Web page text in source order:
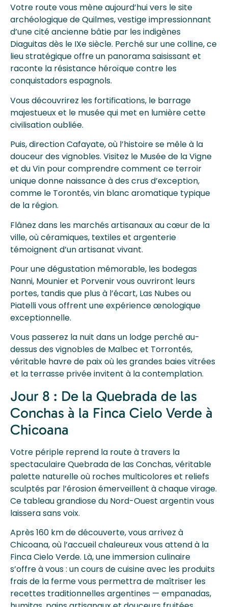
Votre route vous mène aujourd’hui vers le site
archéologique de Quilmes, vestige impressionnant
d’une cité ancienne bâtie par les indigènes
Diaguitas dès le IXe siècle. Perché sur une colline, ce
lieu stratégique offre un panorama saisissant et
raconte la résistance héroïque contre les
conquistadors espagnols.
Vous découvrirez les fortifications, le barrage
majestueux et le musée qui met en lumière cette
civilisation oubliée.
Puis, direction Cafayate, où l’histoire se mêle à la
douceur des vignobles. Visitez le Musée de la Vigne
et du Vin pour comprendre comment ce terroir
unique donne naissance à des crus d’exception,
comme le Torontés, vin blanc aromatique typique
de la région.
Flânez dans les marchés artisanaux au cœur de la
ville, où céramiques, textiles et argenterie
témoignent d’un artisanat vivant.
Pour une dégustation mémorable, les bodegas
Nanni, Mounier et Porvenir vous ouvriront leurs
portes, tandis que plus à l’écart, Las Nubes ou
Piatelli vous offrent une expérience œnologique
exceptionnelle.
Vous passerez la nuit dans un lodge perché au-
dessus des vignobles de Malbec et Torrontés,
véritable havre de paix où les grandes baies vitrées
et la terrasse privée invitent à la contemplation.
Jour 8 : De la Quebrada de las
Conchas à la Finca Cielo Verde à
Chicoana
Votre périple reprend la route à travers la
spectaculaire Quebrada de las Conchas, véritable
palette naturelle où roches multicolores et reliefs
sculptés par l’érosion émerveillent à chaque virage.
Ce tableau grandiose du Nord-Ouest argentin vous
laissera sans voix.
Après 160 km de découverte, vous arrivez à
Chicoana, où l’accueil chaleureux vous attend à la
Finca Cielo Verde. Là, une immersion culinaire
s’offre à vous : un cours de cuisine avec les produits
frais de la ferme vous permettra de maîtriser les
recettes traditionnelles argentines — empanadas,